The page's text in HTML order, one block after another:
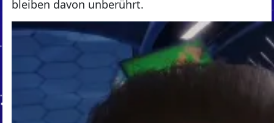
bleiben davon unberührt.